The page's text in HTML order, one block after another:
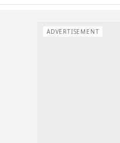
ADVERTISEMENT